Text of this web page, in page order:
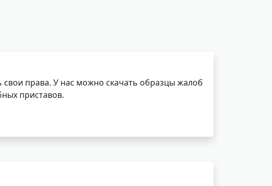
права. У нас можно скачать образцы жалоб
приставов.